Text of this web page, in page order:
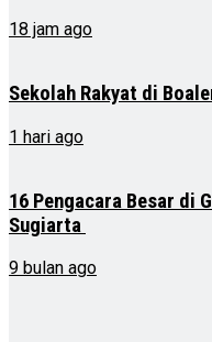
18 jam ago
Sekolah Rakyat di
1 hari ago
16 Pengacara Besar di
Sugiarta
9 bulan ago